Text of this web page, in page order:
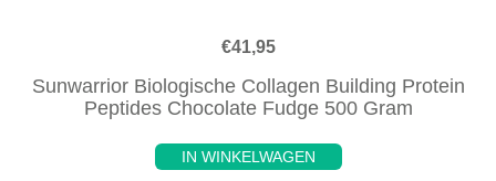
€41,95
Sunwarrior Biologische Collagen Building Protein
Peptides Chocolate Fudge 500 Gram
IN WINKELWAGEN